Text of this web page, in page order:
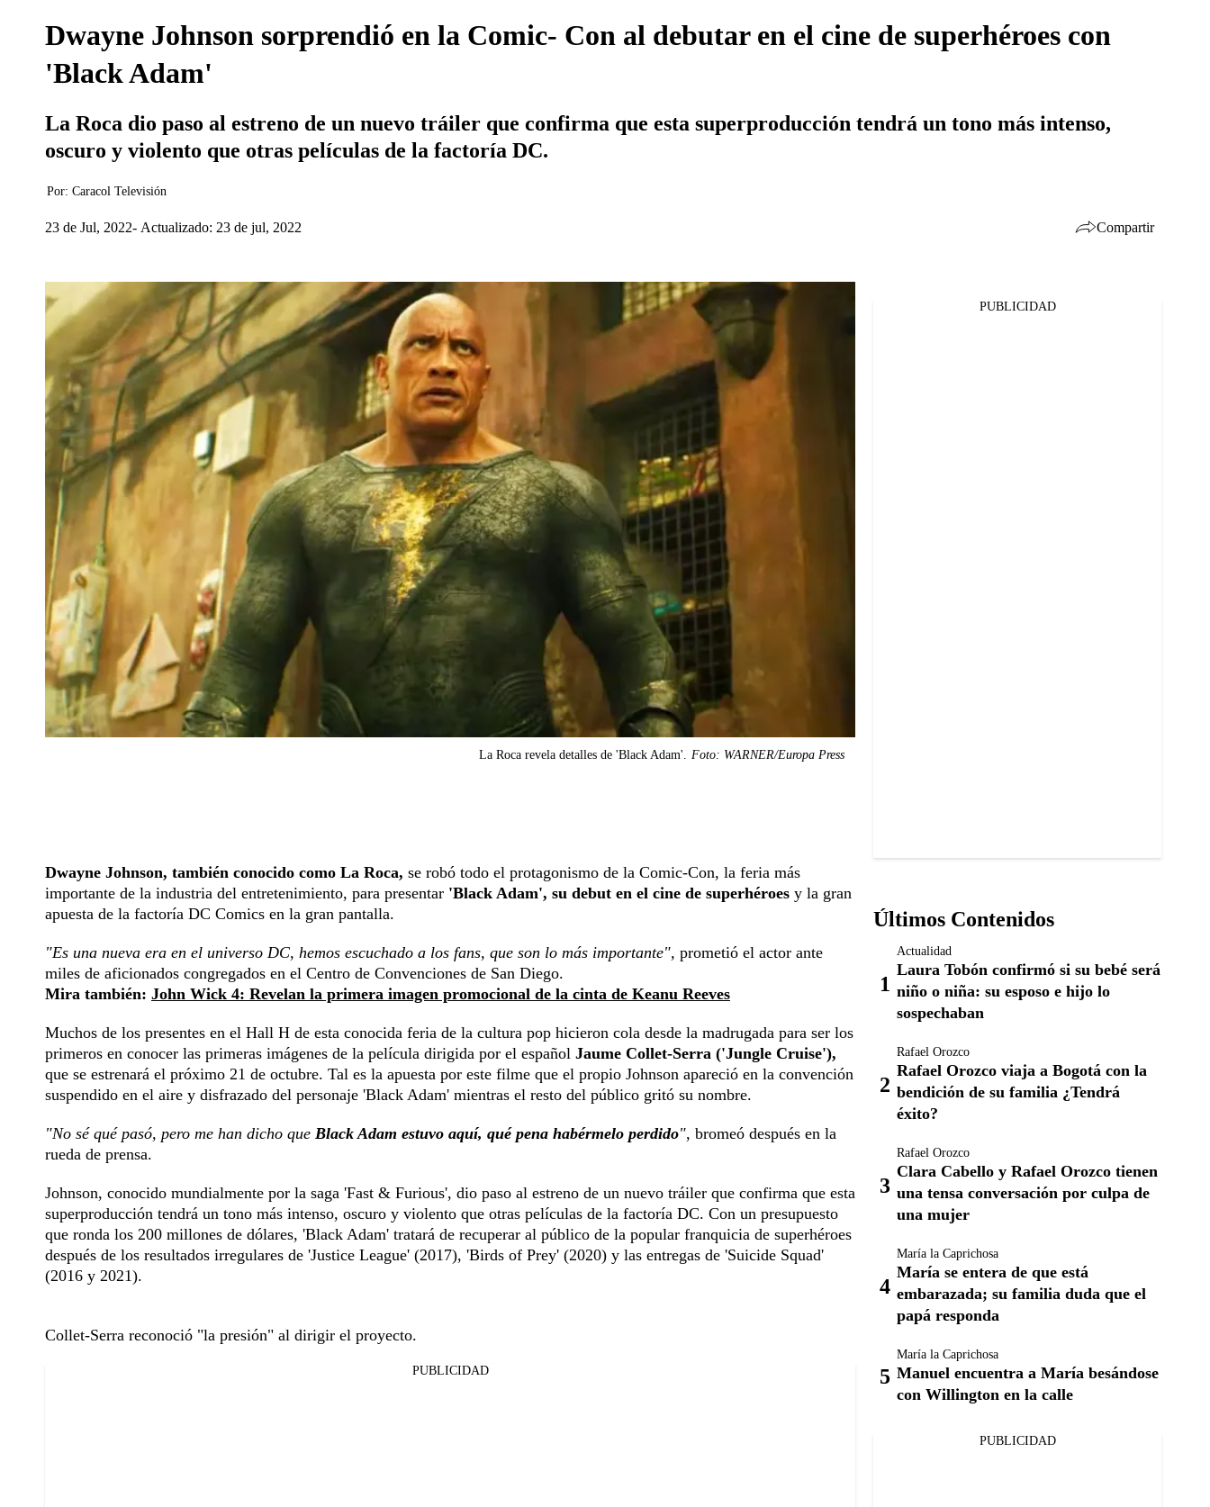
Dwayne Johnson sorprendió en la Comic- Con al debutar en el cine de superhéroes con
'Black Adam'
La Roca dio paso al estreno de un nuevo tráiler que confirma que esta superproducción tendrá un tono más intenso,
oscuro y violento que otras películas de la factoría DC.
Por: Caracol Televisión
23 de Jul, 2022 Actualizado: 23 de jul, 2022 Compartir
La Roca revela detalles de 'Black Adam'. Foto: WARNER/Europa Press
Dwayne Johnson, también conocido como La Roca, se robó todo el protagonismo de la Comic-Con, la feria más
importante de la industria del entretenimiento, para presentar 'Black Adam', su debut en el cine de superhéroes y la gran
apuesta de la factoría DC Comics en la gran pantalla.
"Es una nueva era en el universo DC, hemos escuchado a los fans, que son lo más importante", prometió el actor ante
miles de aficionados congregados en el Centro de Convenciones de San Diego.
Mira también: John Wick 4: Revelan la primera imagen promocional de la cinta de Keanu Reeves
Muchos de los presentes en el Hall H de esta conocida feria de la cultura pop hicieron cola desde la madrugada para ser los
primeros en conocer las primeras imágenes de la película dirigida por el español Jaume Collet-Serra ('Jungle Cruise'),
que se estrenará el próximo 21 de octubre. Tal es la apuesta por este filme que el propio Johnson apareció en la convención
suspendido en el aire y disfrazado del personaje 'Black Adam' mientras el resto del público gritó su nombre.
"No sé qué pasó, pero me han dicho que Black Adam estuvo aquí, qué pena habérmelo perdido", bromeó después en la
rueda de prensa.
Johnson, conocido mundialmente por la saga 'Fast & Furious', dio paso al estreno de un nuevo tráiler que confirma que esta
superproducción tendrá un tono más intenso, oscuro y violento que otras películas de la factoría DC. Con un presupuesto
que ronda los 200 millones de dólares, 'Black Adam' tratará de recuperar al público de la popular franquicia de superhéroes
después de los resultados irregulares de 'Justice League' (2017), 'Birds of Prey' (2020) y las entregas de 'Suicide Squad'
(2016 y 2021).
Collet-Serra reconoció "la presión" al dirigir el proyecto.
PUBLICIDAD
PUBLICIDAD
Últimos Contenidos
Actualidad
Laura Tobón confirmó si su bebé será
niño o niña: su esposo e hijo lo
sospechaban
Rafael Orozco
Rafael Orozco viaja a Bogotá con la
bendición de su familia ¿Tendrá
éxito?
Rafael Orozco
Clara Cabello y Rafael Orozco tienen
una tensa conversación por culpa de
una mujer
María la Caprichosa
María se entera de que está
embarazada; su familia duda que el
papá responda
María la Caprichosa
Manuel encuentra a María besándose
con Willington en la calle
PUBLICIDAD